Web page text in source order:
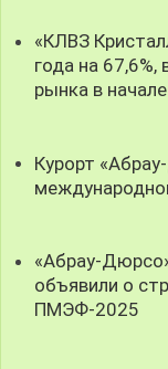
«КЛВЗ
года на
рынка в
Курорт
«Абрау-
объявили о
ПМЭФ-2025